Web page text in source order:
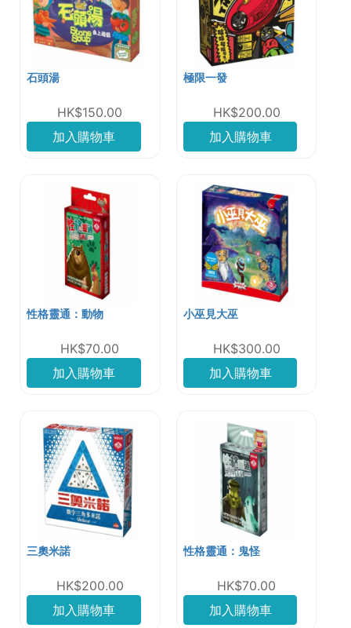
石頭湯
HK$150.00
加入購物車
極限一發
HK$200.00
加入購物車
性格靈通：動物
HK$70.00
加入購物車
小巫見大巫
HK$300.00
加入購物車
三奧米諾
HK$200.00
加入購物車
性格靈通：鬼怪
HK$70.00
加入購物車